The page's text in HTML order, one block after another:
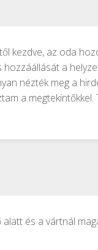
kezdve, az oda
a
nézték meg a
a
és a vártnál